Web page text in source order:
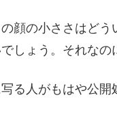
顔の小ささはど
しょう。それなの
る人がもはや公